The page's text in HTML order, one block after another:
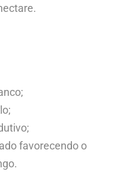
favorecendo o